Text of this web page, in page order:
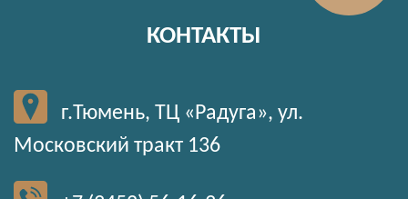
КОНТАКТЫ
г.Тюмень, ТЦ «Радуга», ул.
Московский тракт 136